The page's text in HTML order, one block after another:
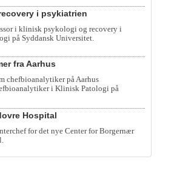
i psykiatrien
i klinisk psykologi og recovery i
på Syddansk Universitet.
fra Aarhus
chefbioanalytiker på Aarhus
i Klinisk Patologi på
Hospital
for det nye Center for Borgernær